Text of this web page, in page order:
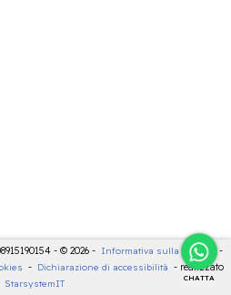
CHATTA
- © 2026 - Informativa sulla privacy
-
- Dichiarazione di accessibilità - realizzato
StarsystemIT